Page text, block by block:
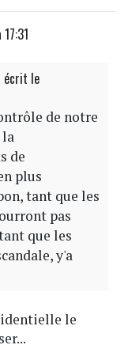
le
de notre
la
de
plus
tant que les
pas
que les
y'a
le